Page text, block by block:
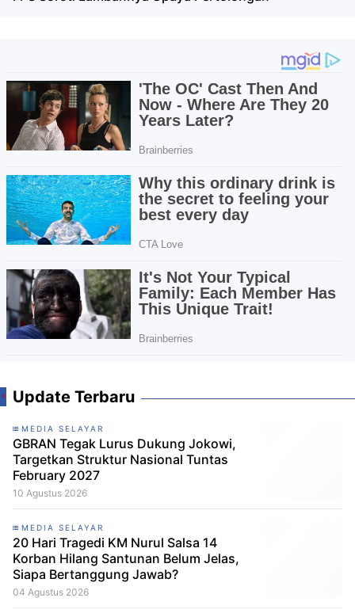
Update Terbaru
MEDIA SELAYAR
GBRAN Tegak Lurus Dukung Jokowi,
Targetkan Struktur Nasional Tuntas
February 2027
10 Agustus 2026
MEDIA SELAYAR
20 Hari Tragedi KM Nurul Salsa 14
Korban Hilang Santunan Belum Jelas,
Siapa Bertanggung Jawab?
04 Agustus 2026